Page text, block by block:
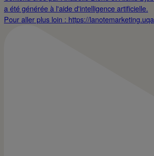
Pour aller plus loin : https://lanotemarketing.uqa